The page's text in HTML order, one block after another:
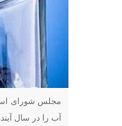
مجلس شورای
آب را در سال